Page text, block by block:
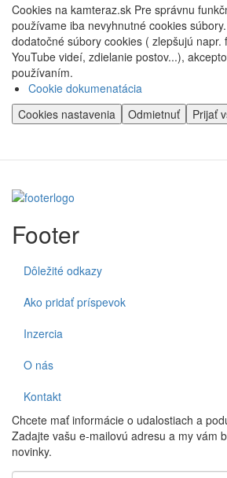
Cookies na kamteraz.sk Pre správnu
používame iba nevyhnutné cookies
dodatočné súbory cookies ( zlepšujú napr.
YouTube videí, zdielanie postov...),
používaním.
Cookie dokumenatácia
Cookies nastavenia
Odmietnuť Prijať
Footer
Dôležité odkazy
Ako pridať príspevok
Inzercia
O nás
Kontakt
Chcete mať informácie o udalostiach a
Zadajte vašu e-mailovú adresu a my vám
novinky.